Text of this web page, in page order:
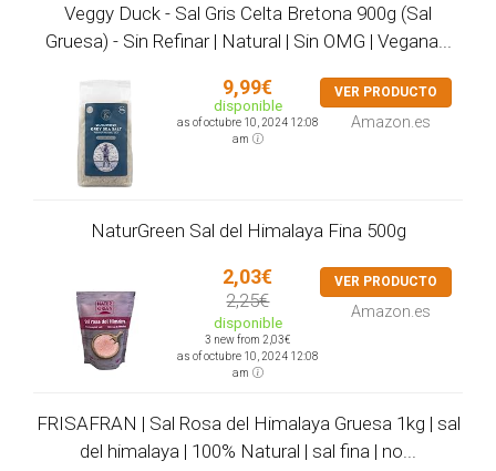
Veggy Duck - Sal Gris Celta Bretona 900g (Sal
Gruesa) - Sin Refinar | Natural | Sin OMG | Vegana...
9,99€
disponible
as of octubre 10, 2024 12:08
am
VER PRODUCTO
Amazon.es
NaturGreen Sal del Himalaya Fina 500g
2,03€
2,25€
disponible
3 new from 2,03€
as of octubre 10, 2024 12:08
am
VER PRODUCTO
Amazon.es
FRISAFRAN | Sal Rosa del Himalaya Gruesa 1kg | sal
del himalaya | 100% Natural | sal fina | no...